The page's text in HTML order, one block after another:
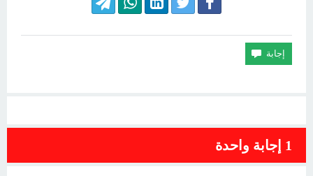
1 إجابة واحدة